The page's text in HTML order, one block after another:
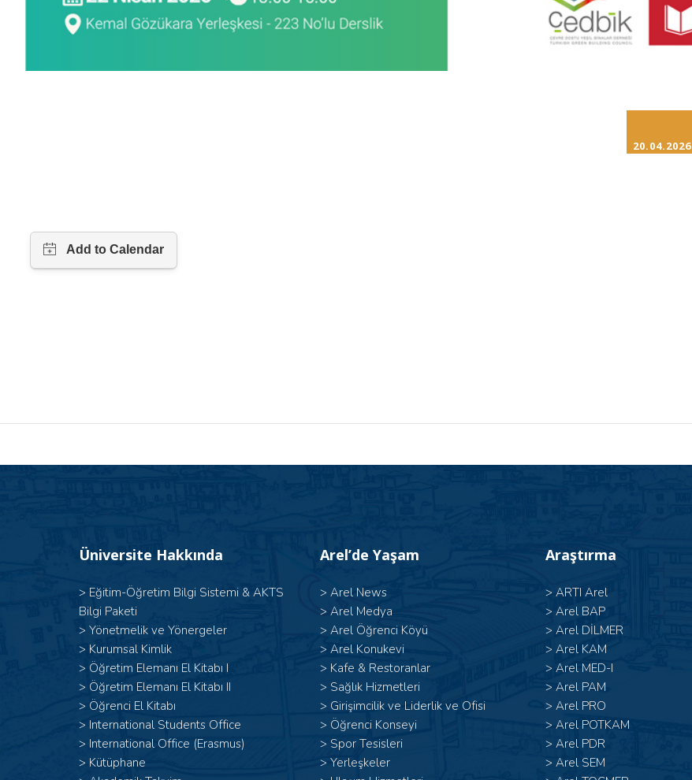
20.04.2026
Üniversite Hakkında
> Eğitim-Öğretim Bilgi Sistemi & AKTS
Bilgi Paketi
> Yönetmelik ve Yönergeler
> Kurumsal Kimlik
> Öğretim Elemanı El Kitabı I
> Öğretim Elemanı El Kitabı II
> Öğrenci El Kitabı
> International Students Office
> International Office (Erasmus)
> Kütüphane
Arel’de Yaşam
> Arel News
> Arel Medya
> Arel Öğrenci Köyü
> Arel Konukevi
> Kafe & Restoranlar
> Sağlık Hizmetleri
> Girişimcilik ve Liderlik ve Ofisi
> Öğrenci Konseyi
> Spor Tesisleri
> Yerleşkeler
Araştırma
> ARTI Arel
> Arel BAP
> Arel DİLMER
> Arel KAM
> Arel MED-I
> Arel PAM
> Arel PRO
> Arel POTKAM
> Arel PDR
> Arel SEM